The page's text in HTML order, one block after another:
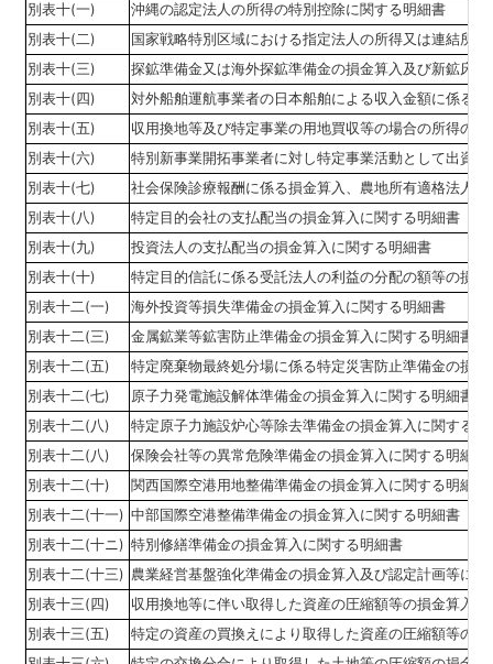
別表十(一)
沖縄の認定法人の所得の特別控除に関する明細書
別表十(二)
国家戦略特別区域における指定法人の所得又は連結所
別表十(三)
探鉱準備金又は海外探鉱準備金の損金算入及び新鉱床
別表十(四)
対外船舶運航事業者の日本船舶による収入金額に係る
別表十(五)
収用換地等及び特定事業の用地買収等の場合の所得の
別表十(六)
特別新事業開拓事業者に対し特定事業活動として出資
別表十(七)
社会保険診療報酬に係る損金算入、農地所有適格法人
別表十(八)
特定目的会社の支払配当の損金算入に関する明細書
別表十(九)
投資法人の支払配当の損金算入に関する明細書
別表十(十)
特定目的信託に係る受託法人の利益の分配の額等の損
別表十二(一)
海外投資等損失準備金の損金算入に関する明細書
別表十二(三)
金属鉱業等鉱害防止準備金の損金算入に関する明細書
別表十二(五)
特定廃棄物最終処分場に係る特定災害防止準備金の損
別表十二(七)
原子力発電施設解体準備金の損金算入に関する明細書
別表十二(八)
特定原子力施設炉心等除去準備金の損金算入に関する明
別表十二(八)
保険会社等の異常危険準備金の損金算入に関する明細書
別表十二(十)
関西国際空港用地整備準備金の損金算入に関する明細書
別表十二(十一) 中部国際空港整備準備金の損金算入に関する明細書
別表十二(十ニ) 特別修繕準備金の損金算入に関する明細書
別表十二(十三) 農業経営基盤強化準備金の損金算入及び認定計画等に
別表十三(四)
収用換地等に伴い取得した資産の圧縮額等の損金算入
別表十三(五)
特定の資産の買換えにより取得した資産の圧縮額等の